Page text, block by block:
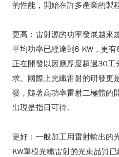
的性能，開始在許多產業的製
更高：雷射源的功率發展越來
平均功率已經達到6 KW，更
正在開發以因應厚度超過30
求。國際上光纖雷射的研發更
發，隨著高功率雷射二極體的
出現是指日可待。
更好：一般加工用雷射輸出的
KW單模光纖雷射的光束品質